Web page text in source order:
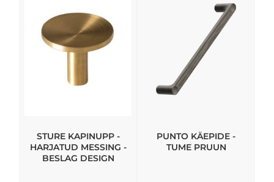
STURE KAPINUPP -
HARJATUD MESSING -
BESLAG DESIGN
PUNTO KÄEPIDE -
TUME PRUUN